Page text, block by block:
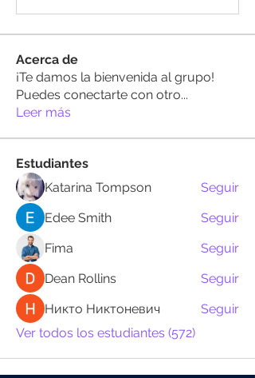
Acerca de
¡Te damos la bienvenida al grupo!
Puedes conectarte con otro...
Leer más
Estudiantes
Katarina Tompson
Seguir
Edee Smith
Seguir
Fima
Seguir
Dean Rollins
Seguir
Никто Никтоневич
Seguir
Ver todos los estudiantes (572)